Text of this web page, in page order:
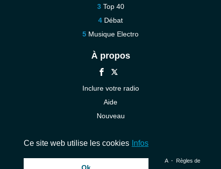
Top 40
Débat
Musique Electro
À propos
Inclure votre radio
Aide
Nouveau
DMCA・ Règles de
Ce site web utilise les cookies Infos